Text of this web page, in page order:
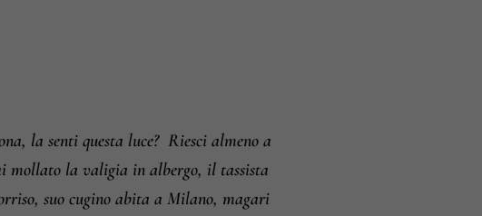
la senti questa luce? Riesci almeno a
mollato la valigia in albergo, il tassista
suo cugino abita a Milano, magari